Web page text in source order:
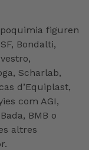
figuren
Bondalti,
Scharlab,
d’Equiplast,
com AGI,
BMB o
altres